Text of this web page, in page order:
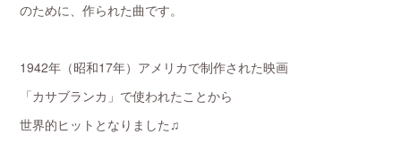
のために、作られた曲です。
1942年（昭和17年）アメリカで制作された映画
「カサブランカ」で使われたことから
世界的ヒットとなりました♫